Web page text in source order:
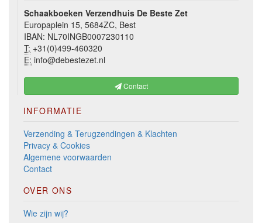
Schaakboeken Verzendhuis De Beste Zet
Europaplein 15, 5684ZC, Best
IBAN: NL70INGB0007230110
T: +31(0)499-460320
E: info@debestezet.nl
Contact
INFORMATIE
Verzending & Terugzendingen & Klachten
Privacy & Cookies
Algemene voorwaarden
Contact
OVER ONS
Wie zijn wij?